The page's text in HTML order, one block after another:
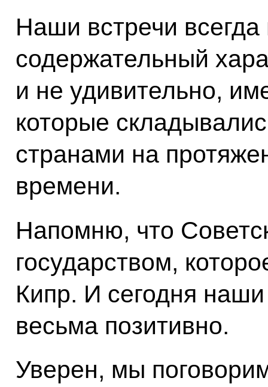
Наши встречи всегда
содержательный
и не удивительно,
которые
странами на
времени.
Напомню, что
государством,
Кипр. И сегодня
весьма позитивно.
Уверен, мы